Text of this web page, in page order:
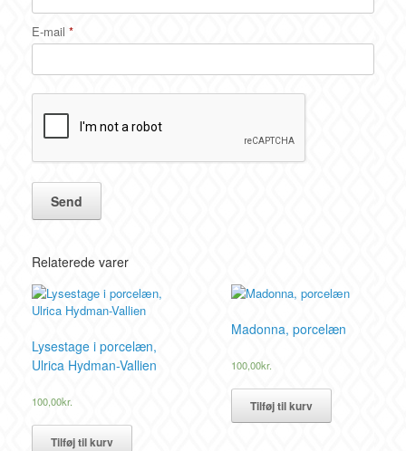
E-mail *
Relaterede varer
Lysestage i porcelæn,
Ulrica Hydman-Vallien
100,00kr.
Tilføj til kurv
Madonna, porcelæn
100,00kr.
Tilføj til kurv